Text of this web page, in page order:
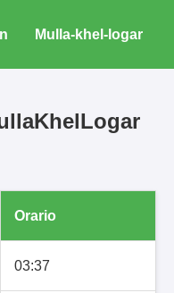
Mulla-khel-logar
Orario
03:37